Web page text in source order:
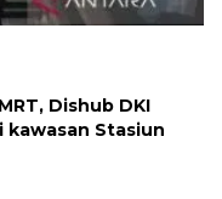
api karena gempa
Dishub DKI
kawasan Stasiun